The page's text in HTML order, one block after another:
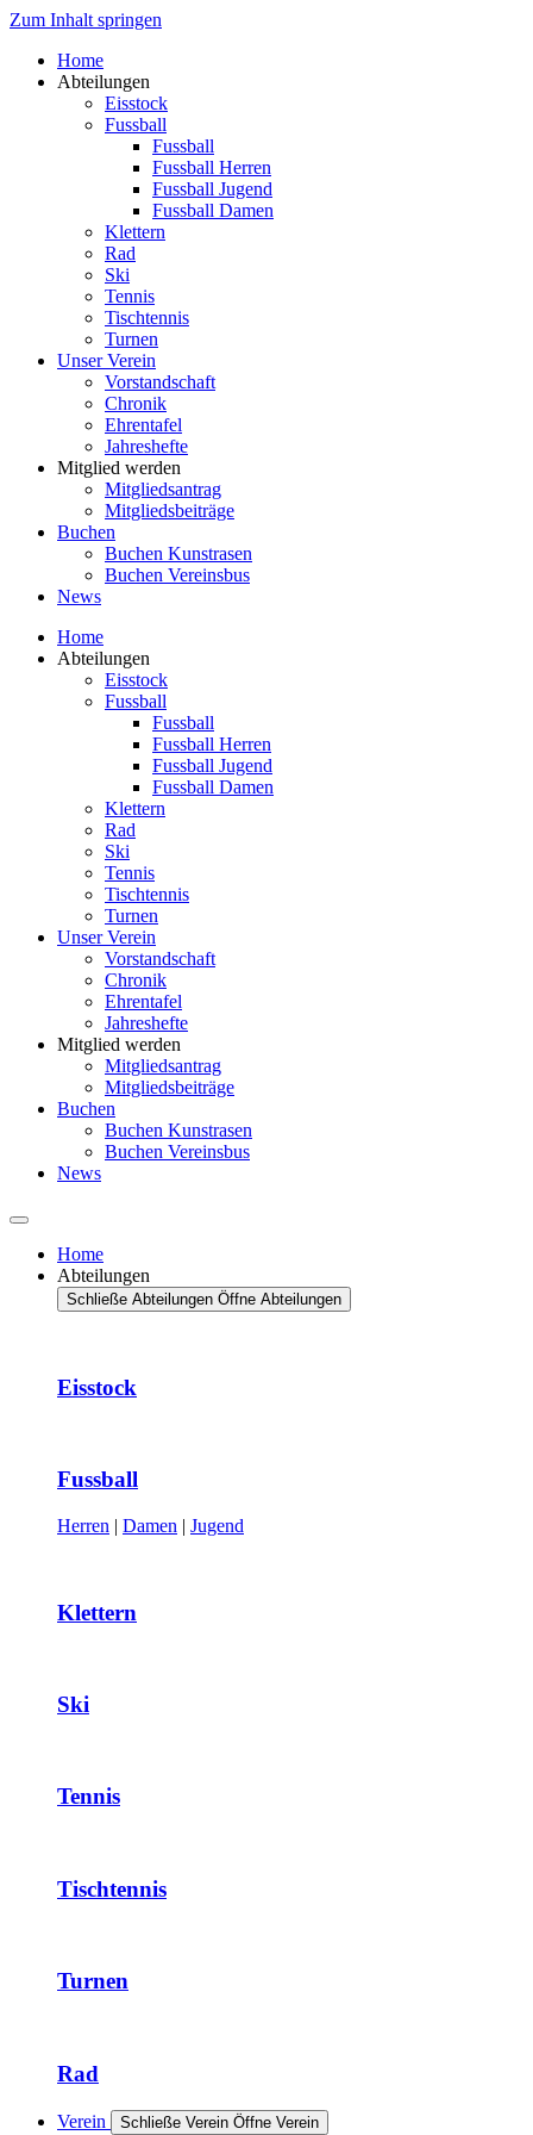
Zum Inhalt springen
Home
Abteilungen
Eisstock
Fussball
Fussball
Fussball Herren
Fussball Jugend
Fussball Damen
Klettern
Rad
Ski
Tennis
Tischtennis
Turnen
Unser Verein
Vorstandschaft
Chronik
Ehrentafel
Jahreshefte
Mitglied werden
Mitgliedsantrag
Mitgliedsbeiträge
Buchen
Buchen Kunstrasen
Buchen Vereinsbus
News
Home
Abteilungen
Eisstock
Fussball
Fussball
Fussball Herren
Fussball Jugend
Fussball Damen
Klettern
Rad
Ski
Tennis
Tischtennis
Turnen
Unser Verein
Vorstandschaft
Chronik
Ehrentafel
Jahreshefte
Mitglied werden
Mitgliedsantrag
Mitgliedsbeiträge
Buchen
Buchen Kunstrasen
Buchen Vereinsbus
News
Home
Abteilungen
Schließe Abteilungen Öffne Abteilungen
Eisstock
Fussball
Herren | Damen | Jugend
Klettern
Ski
Tennis
Tischtennis
Turnen
Rad
Verein Schließe Verein Öffne Verein